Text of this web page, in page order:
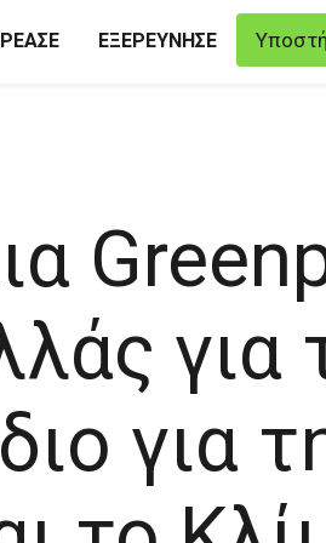
ΕΞΕΡΕΥΝΗΣΕ
για
για